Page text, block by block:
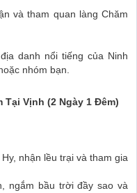
và tham quan làng Chăm
danh nổi tiếng của Ninh
nhóm bạn.
Tại Vịnh (2 Ngày 1 Đêm)
nhận lều trại và tham gia
ngắm bầu trời đầy sao và